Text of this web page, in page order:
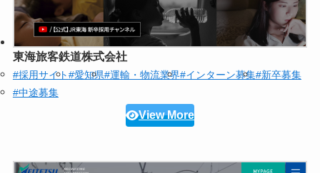
東海旅客鉄道株式会社
#採用サイト#愛知県#運輸・物流業界#インターン募集#新卒募集
#中途募集
View More